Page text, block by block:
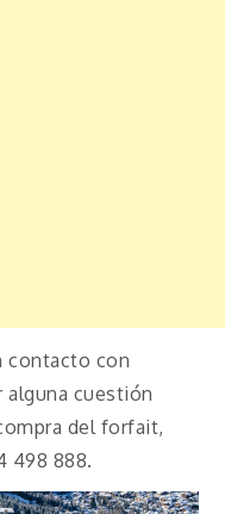
contacto con
alguna cuestión
del forfait,
498 888.